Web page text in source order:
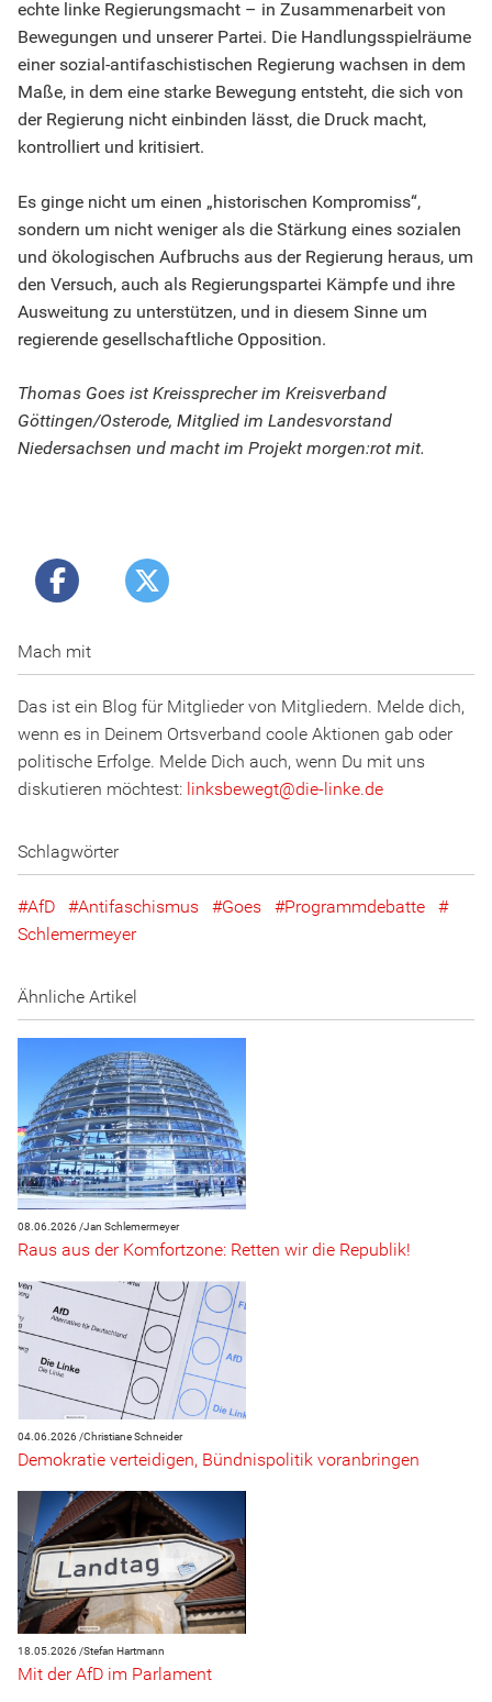
echte linke Regierungsmacht – in Zusammenarbeit von
Bewegungen und unserer Partei. Die Handlungsspielräume
einer sozial-antifaschistischen Regierung wachsen in dem
Maße, in dem eine starke Bewegung entsteht, die sich von
der Regierung nicht einbinden lässt, die Druck macht,
kontrolliert und kritisiert.
Es ginge nicht um einen „historischen Kompromiss“,
sondern um nicht weniger als die Stärkung eines sozialen
und ökologischen Aufbruchs aus der Regierung heraus, um
den Versuch, auch als Regierungspartei Kämpfe und ihre
Ausweitung zu unterstützen, und in diesem Sinne um
regierende gesellschaftliche Opposition.
Thomas Goes ist Kreissprecher im Kreisverband
Göttingen/Osterode, Mitglied im Landesvorstand
Niedersachsen und macht im Projekt morgen:rot mit.
Mach mit
Das ist ein Blog für Mitglieder von Mitgliedern. Melde dich,
wenn es in Deinem Ortsverband coole Aktionen gab oder
politische Erfolge. Melde Dich auch, wenn Du mit uns
diskutieren möchtest: linksbewegt@die-l inke.de
Schlagwörter
AfD Antifaschismus Goes
Programmdebatte
Schlemermeyer
Ähnliche Artikel
08.06.2026 /Jan Schlemermeyer
Raus aus der Komfortzone: Retten wir die Republik!
04.06.2026 /Christiane Schneider
Demokratie verteidigen, Bündnispolitik voranbringen
18.05.2026 /Stefan Hartmann
Mit der AfD im Parlament